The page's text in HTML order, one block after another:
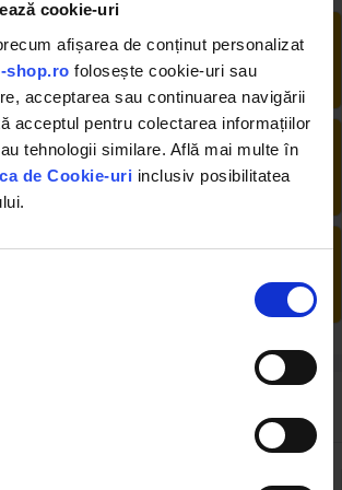
cookie-uri
afișarea de conținut personalizat
shop.ro folosește cookie-uri sau
acceptarea sau continuarea navigării
acceptul pentru colectarea informațiilor
tehnologii similare. Află mai multe în
de Cookie-uri inclusiv posibilitatea
RETUR EXTINS
de retur în 30 zile, comandă
de care ai nevoie fără griji
DESCHIDERE COLET
verifici produsele împreună cu
șoferul înainte de a face plata
PRODUSE DIN STOC